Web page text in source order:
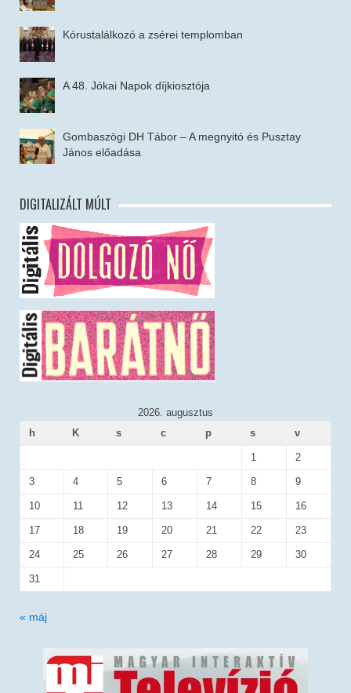
Kórustalálkozó a zsérei templomban
A 48. Jókai Napok díjkiosztója
Gombaszögi DH Tábor – A megnyitó és Pusztay
János előadása
DIGITALIZÁLT MÚLT
2026. augusztus
h
K s c p s v
1 2
3 4 5 6 7 8 9
10 11 12 13 14 15 16
17 18 19 20 21 22 23
24 25 26 27 28 29 30
31
« máj